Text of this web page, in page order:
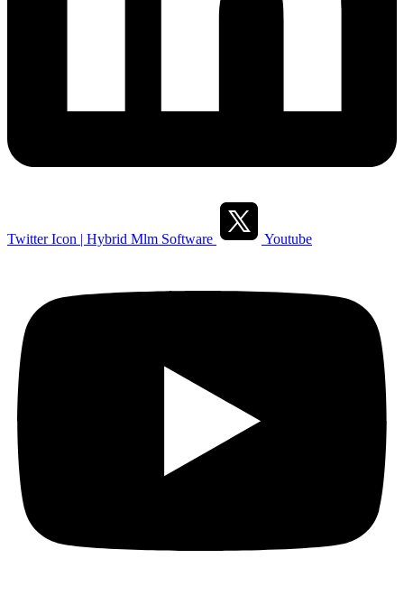
Twitter Icon | Hybrid Mlm Software Youtube